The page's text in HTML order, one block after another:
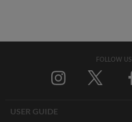
FOLLOW US
USER GUIDE